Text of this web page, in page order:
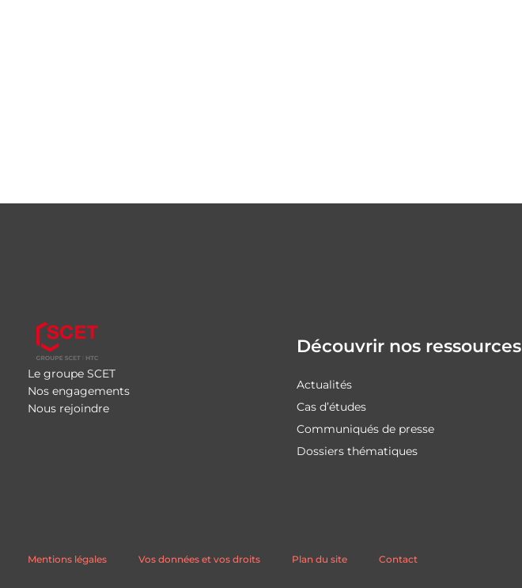
Le groupe SCET
Nos engagements
Nous rejoindre
Découvrir nos ressources
Actualités
Cas d’études
Communiqués de presse
Dossiers thématiques
Mentions légales Vos données et vos droits Plan du site Contact